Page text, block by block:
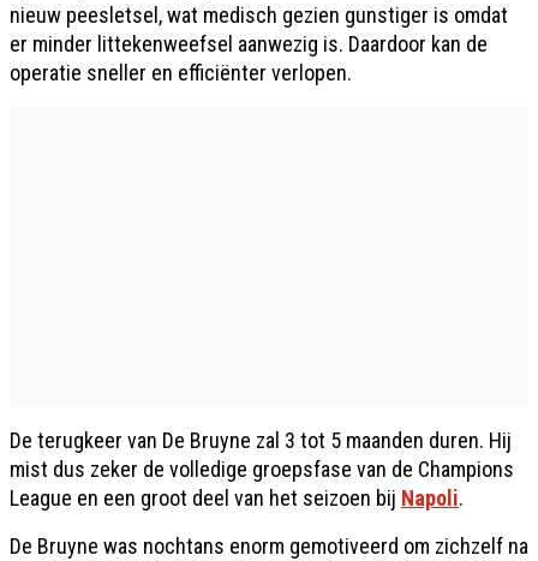
nieuw peesletsel, wat medisch gezien gunstiger is omdat
er minder littekenweefsel aanwezig is. Daardoor kan de
operatie sneller en efficiënter verlopen.
De terugkeer van De Bruyne zal 3 tot 5 maanden duren. Hij
mist dus zeker de volledige groepsfase van de Champions
League en een groot deel van het seizoen bij Napoli.
De Bruyne was nochtans enorm gemotiveerd om zichzelf na